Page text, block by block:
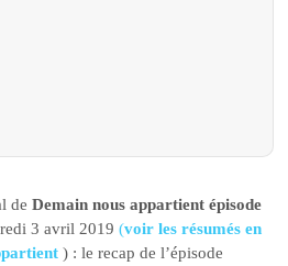
deDemain nous appartient épisode
3 avril 2019(voir les résumés en
) : le recap de l’épisode